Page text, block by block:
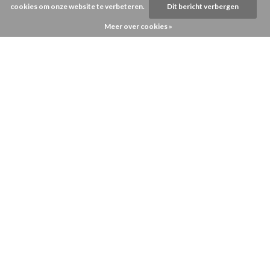
cookies om onze website te verbeteren. Dit bericht verbergen
Meer over cookies »